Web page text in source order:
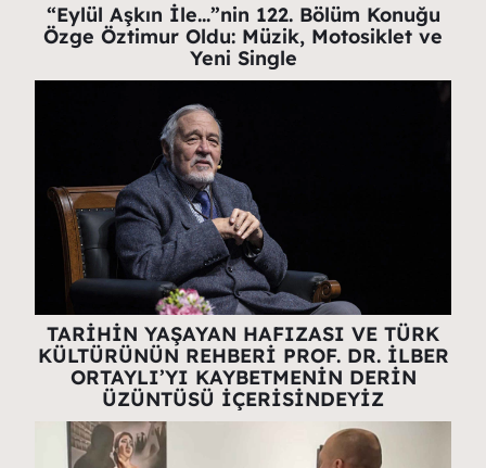
“Eylül Aşkın İle…”nin 122. Bölüm Konuğu
Özge Öztimur Oldu: Müzik, Motosiklet ve
Yeni Single
TARİHİN YAŞAYAN HAFIZASI VE TÜRK
KÜLTÜRÜNÜN REHBERİ PROF. DR. İLBER
ORTAYLI’YI KAYBETMENİN DERİN
ÜZÜNTÜSÜ İÇERİSİNDEYİZ